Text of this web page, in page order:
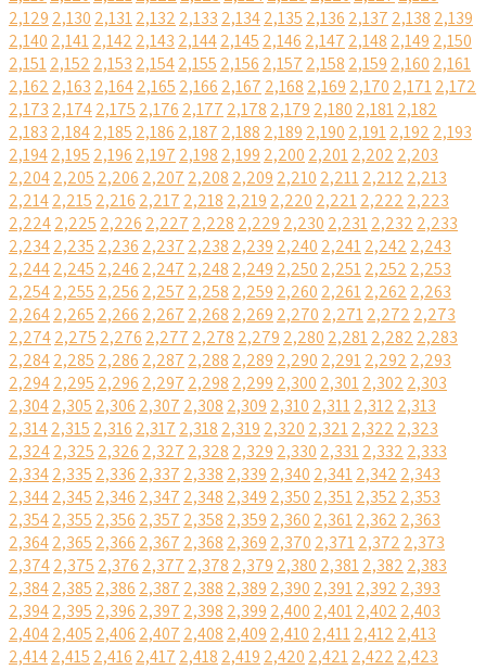
2,129 2,130 2,1312,132 2,133 2,1342,135 2,136 2,137 2,138 2,139
2,140 2,1412,142 2,143 2,1442,145 2,146 2,147 2,148 2,149 2,150
2,1512,152 2,153 2,1542,155 2,156 2,157 2,158 2,159 2,160 2,161
2,162 2,163 2,1642,165 2,166 2,167 2,168 2,169 2,170 2,1712,172
2,173 2,1742,175 2,176 2,177 2,178 2,179 2,180 2,1812,182
2,183 2,1842,185 2,186 2,187 2,188 2,189 2,190 2,1912,192 2,193
2,1942,195 2,196 2,197 2,198 2,199 2,200 2,2012,202 2,203
2,2042,205 2,206 2,207 2,208 2,209 2,210 2,2112,212 2,213
2,2142,215 2,216 2,217 2,218 2,219 2,220 2,2212,222 2,223
2,2242,225 2,226 2,227 2,228 2,229 2,230 2,2312,232 2,233
2,2342,235 2,236 2,237 2,238 2,239 2,240 2,2412,242 2,243
2,2442,245 2,246 2,247 2,248 2,249 2,250 2,2512,252 2,253
2,2542,255 2,256 2,257 2,258 2,259 2,260 2,2612,262 2,263
2,2642,265 2,266 2,267 2,268 2,269 2,270 2,2712,272 2,273
2,2742,275 2,276 2,277 2,278 2,279 2,280 2,2812,282 2,283
2,2842,285 2,286 2,287 2,288 2,289 2,290 2,2912,292 2,293
2,2942,295 2,296 2,297 2,298 2,299 2,300 2,3012,302 2,303
2,3042,305 2,306 2,307 2,308 2,309 2,310 2,3112,312 2,313
2,3142,315 2,316 2,317 2,318 2,319 2,320 2,3212,322 2,323
2,3242,325 2,326 2,327 2,328 2,329 2,330 2,3312,332 2,333
2,3342,335 2,336 2,337 2,338 2,339 2,340 2,3412,342 2,343
2,3442,345 2,346 2,347 2,348 2,349 2,350 2,3512,352 2,353
2,3542,355 2,356 2,357 2,358 2,359 2,360 2,3612,362 2,363
2,3642,365 2,366 2,367 2,368 2,369 2,370 2,3712,372 2,373
2,3742,375 2,376 2,377 2,378 2,379 2,380 2,3812,382 2,383
2,3842,385 2,386 2,387 2,388 2,389 2,390 2,3912,392 2,393
2,3942,395 2,396 2,397 2,398 2,399 2,400 2,4012,402 2,403
2,4042,405 2,406 2,407 2,408 2,409 2,410 2,4112,412 2,413
2,4142,415 2,416 2,417 2,418 2,419 2,420 2,4212,422 2,423